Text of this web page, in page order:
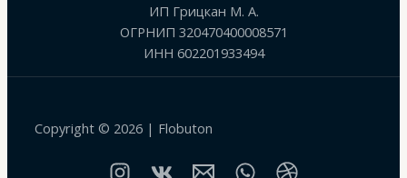
ИП Грицкан М. А.
ОГРНИП 320470400008571
ИНН 602201933494
Copyright © 2026 | Flobuton